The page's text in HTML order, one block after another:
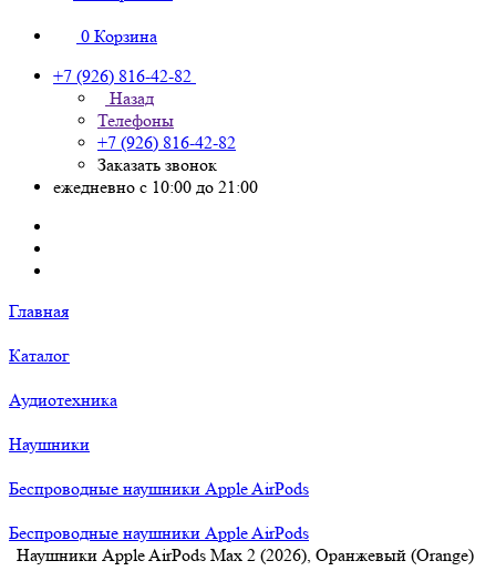
0 Корзина
+7 (926) 816-42-82
Назад
Телефоны
+7 (926) 816-42-82
Заказать звонок
ежедневно с 10:00 до 21:00
Главная
Каталог
Аудиотехника
Наушники
Беспроводные наушники Apple AirPods
Беспроводные наушники Apple AirPods
Наушники Apple AirPods Max 2 (2026), Оранжевый (Orange)